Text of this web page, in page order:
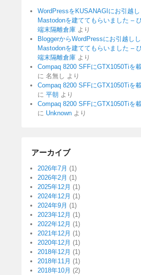
WordPressをKUSANAGIにお引越
Mastodonを建ててもらいました –
端末隔離倉庫 より
BloggerからWordPressにお引越し
Mastodonを建ててもらいました –
端末隔離倉庫 より
Compaq 8200 SFFにGTX1050Tiを
に 名無し より
Compaq 8200 SFFにGTX1050Tiを
に 平朝 より
Compaq 8200 SFFにGTX1050Tiを
に Unknown より
アーカイブ
2026年7月 (1)
2026年2月 (1)
2025年12月 (1)
2024年12月 (1)
2024年9月 (1)
2023年12月 (1)
2022年12月 (1)
2021年12月 (1)
2020年12月 (1)
2018年12月 (1)
2018年11月 (1)
2018年10月 (2)